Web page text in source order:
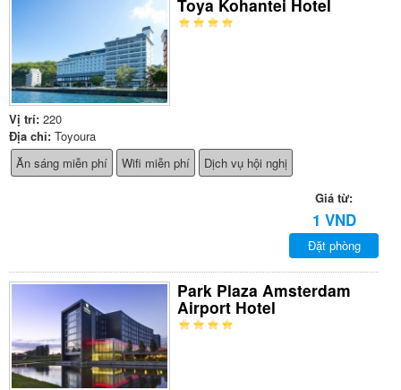
Toya Kohantei Hotel
Vị trí: 220
Địa chỉ: Toyoura
Ăn sáng miễn phí
Wifi miễn phí Dịch vụ hội nghị
Giá từ:
1 VND
Đặt phòng
Park Plaza Amsterdam
Airport Hotel